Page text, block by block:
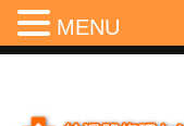
MENU
Menu